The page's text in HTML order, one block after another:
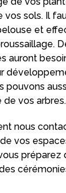
vos sols. Il
et
auront
pouvons
de vos arbres.
nous
vos
préparez